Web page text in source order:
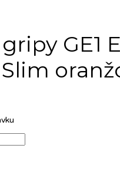
GE1